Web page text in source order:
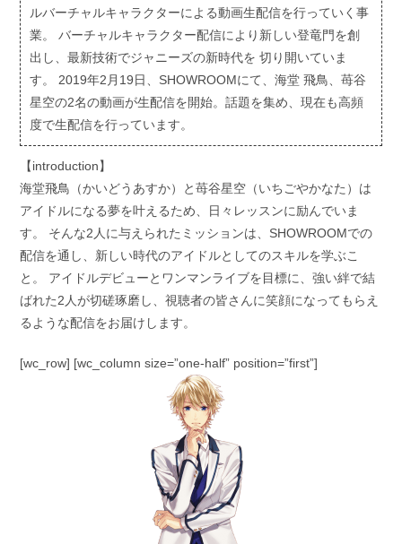
ルバーチャルキャラクターによる動画⽣配信を⾏っていく事
業。 バーチャルキャラクター配信により新しい登⻯⾨を創
出し、最新技術でジャニーズの新時代を 切り開いていま
す。 2019年2⽉19⽇、SHOWROOMにて、海堂 ⾶⿃、苺⾕
星空の2名の動画が⽣配信を開始。話題を集め、現在も⾼頻
度で⽣配信を⾏っています。
【introduction】
海堂⾶⿃（かいどうあすか）と苺⾕星空（いちごやかなた）は
アイドルになる夢を叶えるため、⽇々レッスンに励んでいま
す。 そんな2⼈に与えられたミッションは、SHOWROOMでの
配信を通し、新しい時代のアイドルとしてのスキルを学ぶこ
と。 アイドルデビューとワンマンライブを⽬標に、強い絆で結
ばれた2⼈が切磋琢磨し、視聴者の皆さんに笑顔になってもらえ
るような配信をお届けします。
[wc_row] [wc_column size=”one-half” position=”first”]